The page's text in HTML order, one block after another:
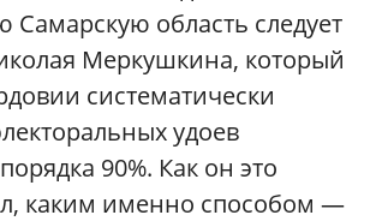
область следует
Меркушкина, который
систематически
удоев
90%. Как он это
каким именно способом —